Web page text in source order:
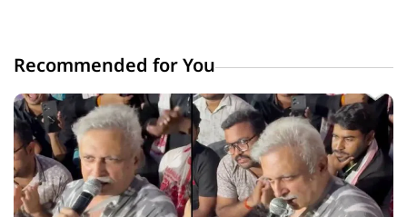
Recommended for You